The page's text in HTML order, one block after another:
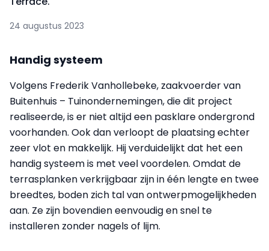
24 augustus 2023
Handig systeem
Volgens Frederik Vanhollebeke, zaakvoerder van
Buitenhuis – Tuinondernemingen, die dit project
realiseerde, is er niet altijd een pasklare ondergrond
voorhanden. Ook dan verloopt de plaatsing echter
zeer vlot en makkelijk. Hij verduidelijkt dat het een
handig systeem is met veel voordelen. Omdat de
terrasplanken verkrijgbaar zijn in één lengte en twee
breedtes, boden zich tal van ontwerpmogelijkheden
aan. Ze zijn bovendien eenvoudig en snel te
installeren zonder nagels of lijm.